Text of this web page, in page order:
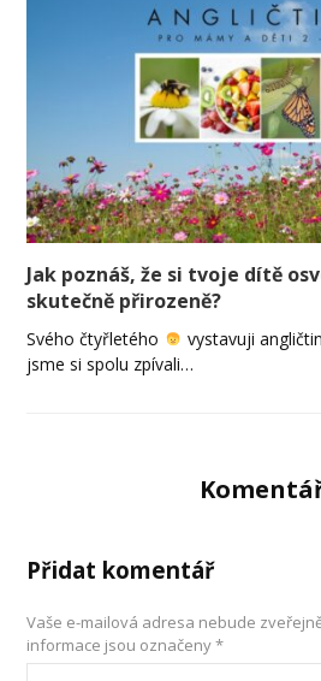
Jak poznáš, že si tvoje dítě
skutečně přirozeně?
Svého čtyřletého
vystavuji
jsme si spolu zpívali…
Přidat komentář
Vaše e-mailová adresa nebude
informace jsou označeny*